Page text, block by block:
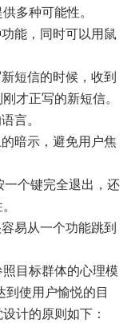
多种可能性。
能，同时可以用鼠
短信的时候，收到
才正写的新短信。
言。
暗示，避免用户焦
个键完全退出，还
易从一个功能跳到
目标群体的心理模
使用户愉悦的目
计的原则如下：